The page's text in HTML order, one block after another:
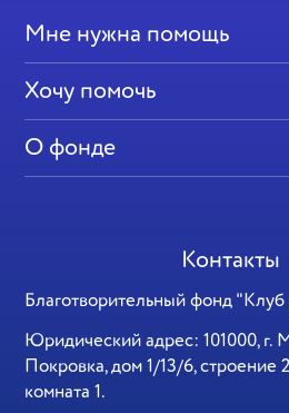
Мне нужна помощь
Хочу помочь
О фонде
Контакты
Благотворительный фонд "Клуб
Юридический адрес: 101000, г.
Покровка, дом 1/13/6, строение
комната 1.